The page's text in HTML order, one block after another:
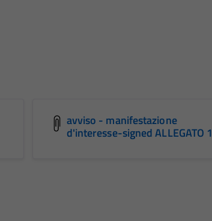
avviso - manifestazione
d'interesse-signed ALLEGATO 1